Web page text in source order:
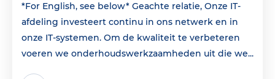
*For English, see below* Geachte relatie, Onze IT-
afdeling investeert continu in ons netwerk en in
onze IT-systemen. Om de kwaliteit te verbeteren
voeren we onderhoudswerkzaamheden uit die we...